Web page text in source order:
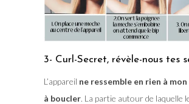
3- Curl-Secret, révèle-nous tes
L’appareil ne ressemble en rien à
à boucler. La partie autour de laquelle